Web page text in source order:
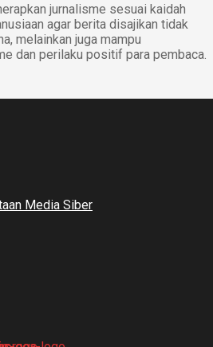
jurnalisme sesuai kaidah
agar berita disajikan tidak
melainkan juga mampu
dan perilaku positif para pembaca.
Media Siber